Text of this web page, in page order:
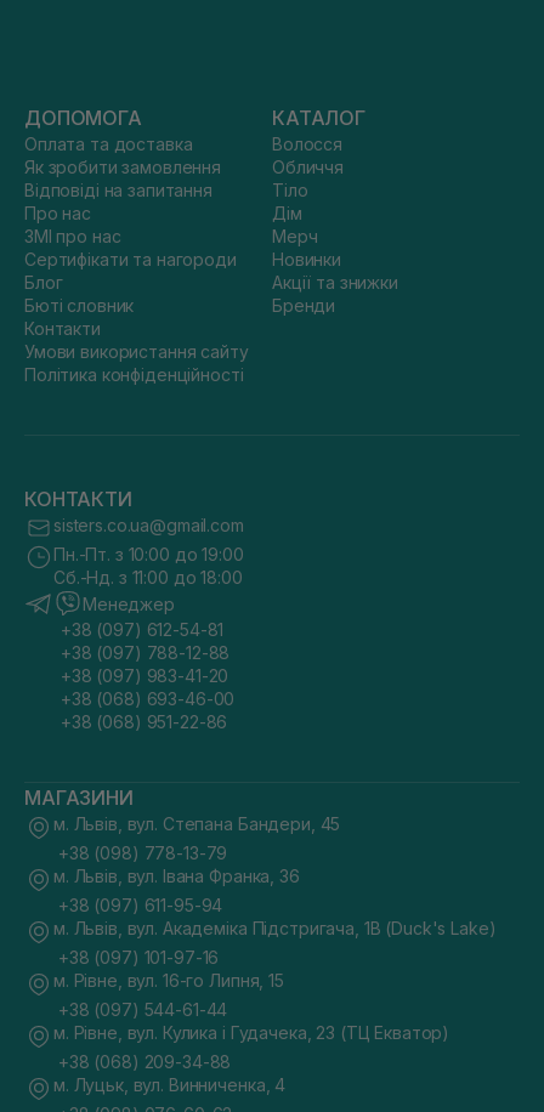
ДОПОМОГА
Оплата та доставка
Як зробити замовлення
Відповіді на запитання
Про нас
ЗМІ про нас
Сертифікати та нагороди
Блог
Бюті словник
Контакти
Умови використання сайту
Політика конфіденційності
КАТАЛОГ
Волосся
Обличчя
Тіло
Дім
Мерч
Новинки
Акції та знижки
Бренди
КОНТАКТИ
sisters.co.ua@gmail.com
Пн.-Пт. з 10:00 до 19:00
Сб.-Нд. з 11:00 до 18:00
Менеджер
+38 (097) 612-54-81
+38 (097) 788-12-88
+38 (097) 983-41-20
+38 (068) 693-46-00
+38 (068) 951-22-86
МАГАЗИНИ
м. Львів, вул. Степана Бандери, 45
+38 (098) 778-13-79
м. Львів, вул. Івана Франка, 36
+38 (097) 611-95-94
м. Львів, вул. Академіка Підстригача, 1В (Duck's Lake)
+38 (097) 101-97-16
м. Рівне, вул. 16-го Липня, 15
+38 (097) 544-61-44
м. Рівне, вул. Кулика і Гудачека, 23 (ТЦ Екватор)
+38 (068) 209-34-88
м. Луцьк, вул. Винниченка, 4